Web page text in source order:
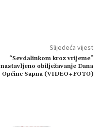
Slijedeća vijest
“Sevdalinkom kroz vrijeme”
nastavljeno obilježavanje Dana
Općine Sapna (VIDEO+FOTO)